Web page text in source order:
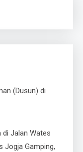
(Dusun) di
di Jalan Wates
Jogja Gamping,